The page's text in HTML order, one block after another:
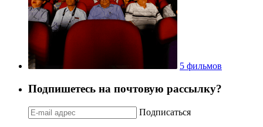
5 фильмов
Подпишетесь на почтовую рассылку?
Подписаться